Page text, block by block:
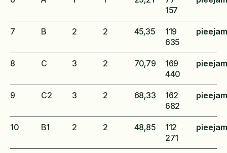
157
7 B 2 2 45,35
119
635
8 C 3 2 70,79
169
440
9 C2 3 2 68,33
162
682
10 B1 2 2 48,85
112
271